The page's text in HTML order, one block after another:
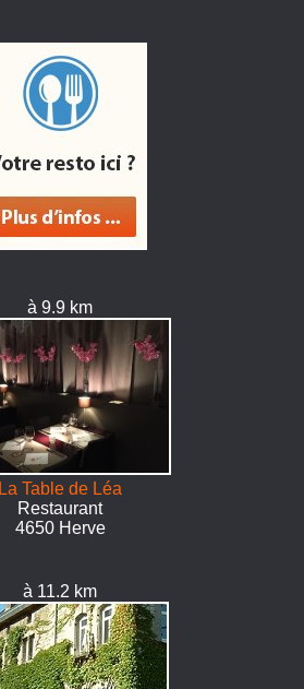
à 9.9 km
La Table de Léa
Restaurant
4650 Herve
à 11.2 km